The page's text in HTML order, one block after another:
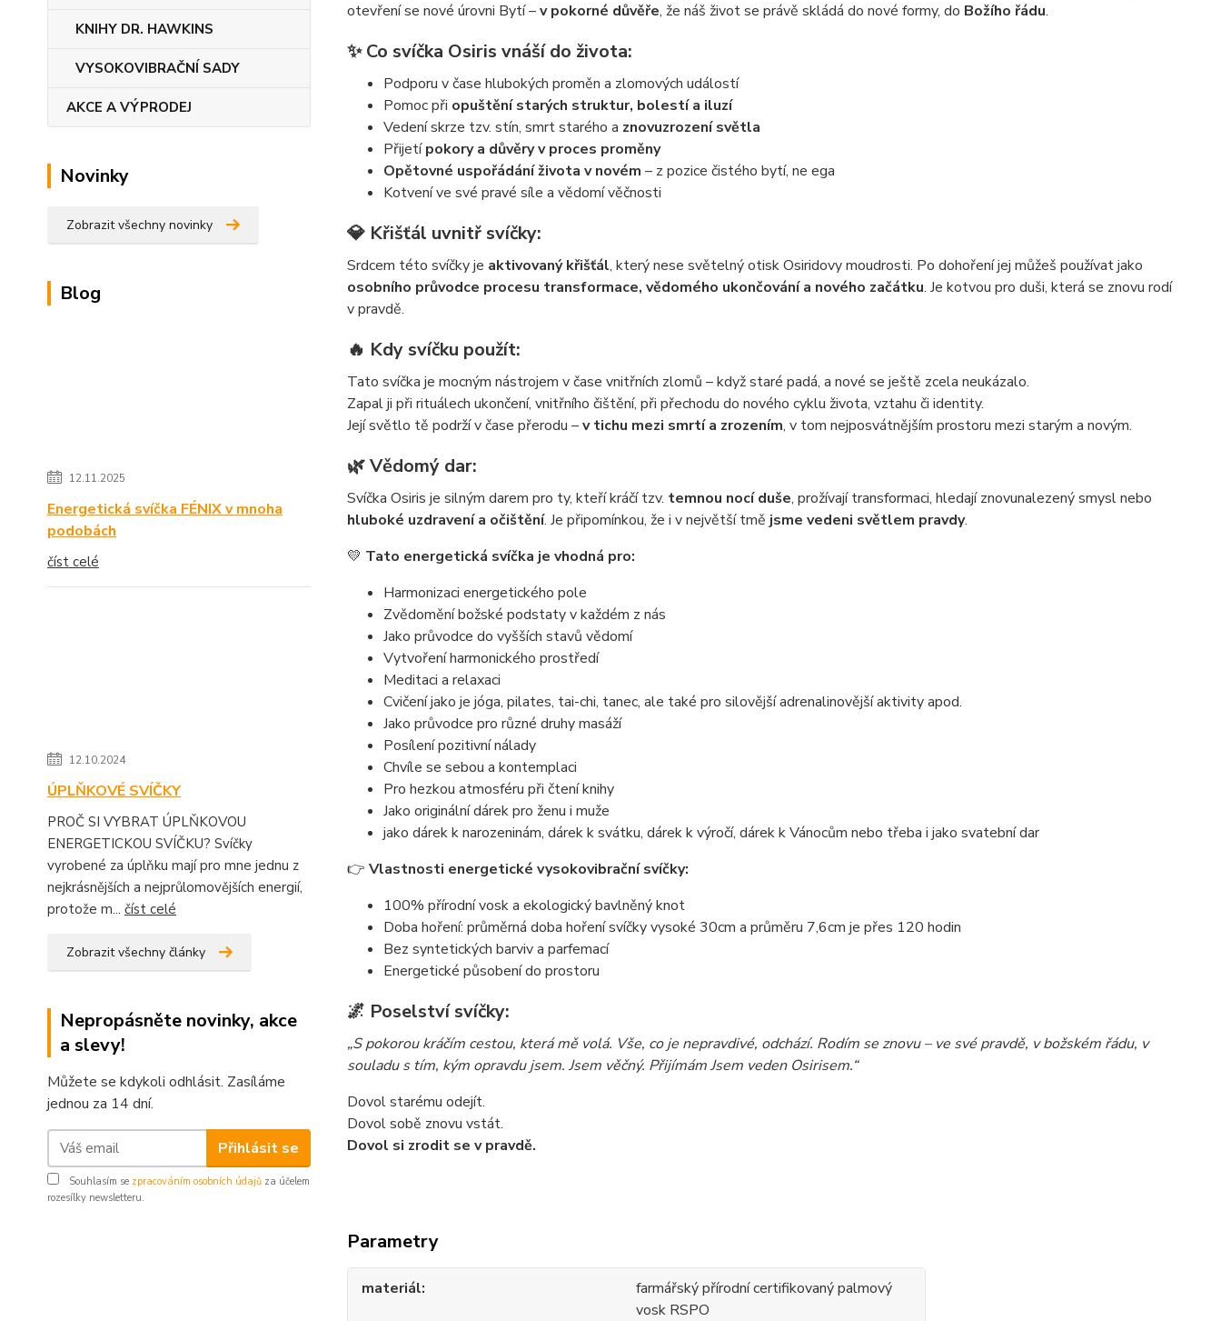
KNIHY DR. HAWKINS
VYSOKOVIBRAČNÍ SADY
AKCE A VÝPRODEJ
Novinky
Zobrazit všechny novinky
Blog
12.11.2025
Energetická svíčka FÉNIX v mnoha
podobách
číst celé
12.10.2024
ÚPLŇKOVÉ SVÍČKY
PROČ SI VYBRAT ÚPLŇKOVOU
ENERGETICKOU SVÍČKU? Svíčky
vyrobené za úplňku mají pro mne jednu z
nejkrásnějších a nejprůlomovějších energií,
protože m... číst celé
Zobrazit všechny články
Nepropásněte novinky, akce
a slevy!
Můžete se kdykoli odhlásit. Zasíláme
jednou za 14 dní.
Přihlásit se
Souhlasím se zpracováním osobních údajů za účelem
rozesílky newsletteru.
otevření se nové úrovni Bytí –v pokorné důvěře, že náš život se právě skládá do nové formy, do Božího řádu.
✨ Co svíčka Osiris vnáší do života:
Podporu v čase hlubokých proměn a zlomových událostí
Pomoc při opuštění starých struktur, bolestí a iluzí
Vedení skrze tzv. stín, smrt starého a znovuzrození světla
Přijetípokory a důvěry v proces proměny
Opětovné uspořádání života v novém – z pozice čistého bytí, ne ega
Kotvení ve své pravé síle a vědomí věčnosti
💎 Křišťál uvnitř svíčky:
Srdcem této svíčky je aktivovaný křišťál, který nese světelný otisk Osiridovy moudrosti. Po dohoření jej můžeš používat jako
osobního průvodce procesu transformace, vědomého ukončování a nového začátku. Je kotvou pro duši, která se znovu rodí
v pravdě.
🔥 Kdy svíčku použít:
Tato svíčka je mocným nástrojem v čase vnitřních zlomů – když staré padá, a nové se ještě zcela neukázalo.
Zapal ji při rituálech ukončení, vnitřního čištění, při přechodu do nového cyklu života, vztahu či identity.
Její světlo tě podrží v čase přerodu –v tichu mezi smrtí a zrozením, v tom nejposvátnějším prostoru mezi starým a novým.
🌿 Vědomý dar:
Svíčka Osiris je silným darem pro ty, kteří kráčí tzv. temnou nocí duše, prožívají transformaci, hledají znovunalezený smysl nebo
hluboké uzdravení a očištění. Je připomínkou, že i v největší tmě jsme vedeni světlem pravdy.
💛 Tato energetická svíčka je vhodná pro:
Harmonizaci energetického pole
Zvědomění božské podstaty v každém z nás
Jako průvodce do vyšších stavů vědomí
Vytvoření harmonického prostředí
Meditaci a relaxaci
Cvičení jako je jóga, pilates, tai-chi, tanec, ale také pro silovější adrenalinovější aktivity apod.
Jako průvodce pro různé druhy masáží
Posílení pozitivní nálady
Chvíle se sebou a kontemplaci
Pro hezkou atmosféru při čtení knihy
Jako originální dárek pro ženu i muže
jako dárek k narozeninám, dárek k svátku, dárek k výročí, dárek k Vánocům nebo třeba i jako svatební dar
👉 Vlastnosti energetické vysokovibrační svíčky:
100% přírodní vosk a ekologický bavlněný knot
Doba hoření: průměrná doba hoření svíčky vysoké 30cm a průměru 7,6cm je přes 120 hodin
Bez syntetických barviv a parfemací
Energetické působení do prostoru
🌌 Poselství svíčky:
„S pokorou kráčím cestou, která mě volá. Vše, co je nepravdivé, odchází. Rodím se znovu – ve své pravdě, v božském řádu, v
souladu s tím, kým opravdu jsem. Jsem věčný. Přijímám Jsem veden Osirisem.“
Dovol starému odejít.
Dovol sobě znovu vstát.
Dovol si zrodit se v pravdě.
Parametry
materiál
farmářský přírodní certifikovaný palmový
vosk RSPO